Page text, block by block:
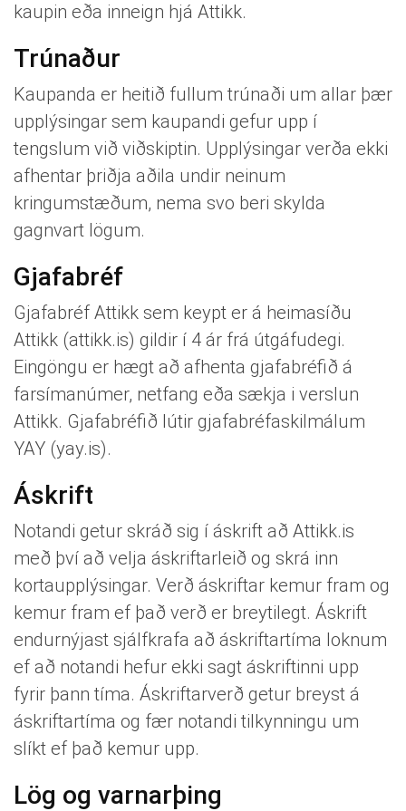
kaupin eða inneign hjá Attikk.
Trúnaður
Kaupanda er heitið fullum trúnaði um allar þær
upplýsingar sem kaupandi gefur upp í
tengslum við viðskiptin. Upplýsingar verða ekki
afhentar þriðja aðila undir neinum
kringumstæðum, nema svo beri skylda
gagnvart lögum.
Gjafabréf
Gjafabréf Attikk sem keypt er á heimasíðu
Attikk (attikk.is) gildir í 4 ár frá útgáfudegi.
Eingöngu er hægt að afhenta gjafabréfið á
farsímanúmer, netfang eða sækja i verslun
Attikk. Gjafabréfið lútir gjafabréfaskilmálum
YAY (yay.is).
Áskrift
Notandi getur skráð sig í áskrift að Attikk.is
með því að velja áskriftarleið og skrá inn
kortaupplýsingar. Verð áskriftar kemur fram og
kemur fram ef það verð er breytilegt. Áskrift
endurnýjast sjálfkrafa að áskriftartíma loknum
ef að notandi hefur ekki sagt áskriftinni upp
fyrir þann tíma. Áskriftarverð getur breyst á
áskriftartíma og fær notandi tilkynningu um
slíkt ef það kemur upp.
Lög og varnarþing